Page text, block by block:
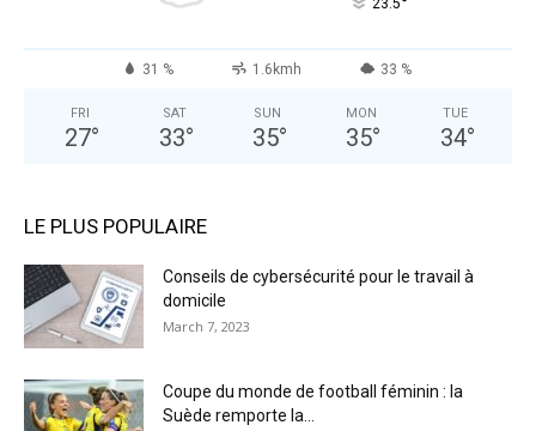
23.5
31 % 1.6kmh 33 %
FRI
27°
SAT
33°
SUN
35°
MON
35°
TUE
34°
LE PLUS POPULAIRE
Conseils de cybersécurité pour le travail à
domicile
March 7, 2023
Coupe du monde de football féminin : la
Suède remporte la...